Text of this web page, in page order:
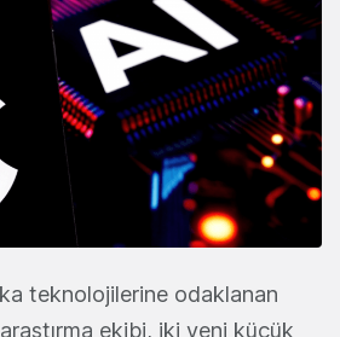
teknolojilerine odaklanan
ekibi, iki yeni küçük